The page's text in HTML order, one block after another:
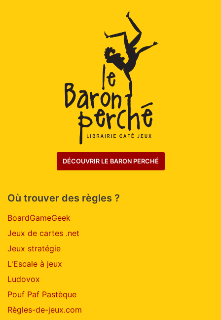
DÉCOUVRIR LE BARON PERCHÉ
Où trouver des règles ?
BoardGameGeek
Jeux de cartes .net
Jeux stratégie
L'Escale à jeux
Ludovox
Pouf Paf Pastèque
Règles-de-jeux.com